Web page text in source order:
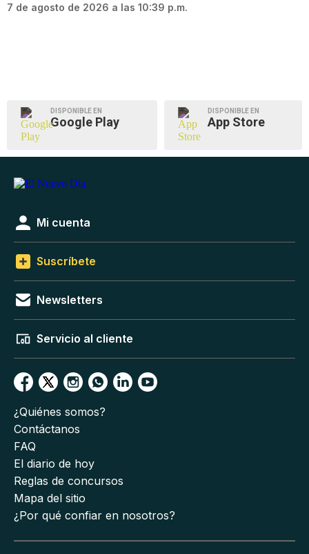
7 de agosto de 2026 a las 10:39 p.m.
DISPONIBLE EN
Google Play
DISPONIBLE EN
App Store
Mi cuenta
Suscríbete
Newsletters
Servicio al cliente
¿Quiénes somos?
Contáctanos
FAQ
El diario de hoy
Reglas de concursos
Mapa del sitio
¿Por qué confiar en nosotros?